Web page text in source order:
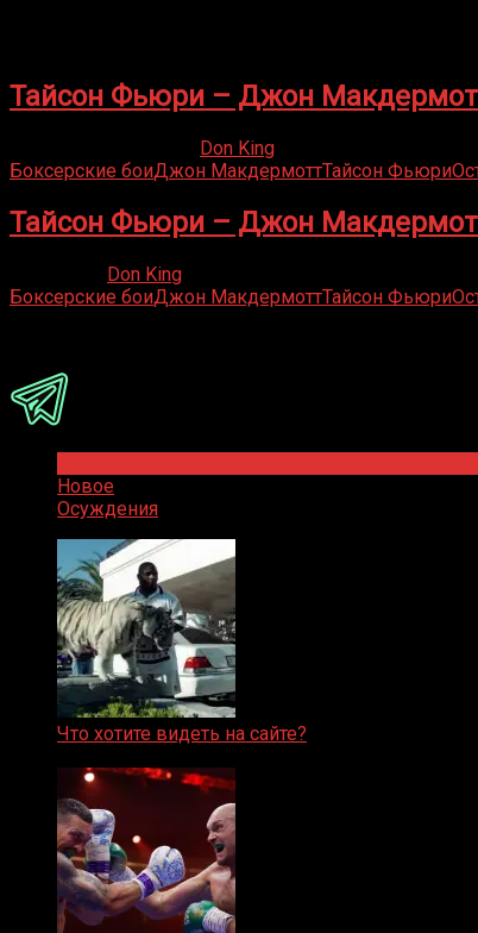
Тайсон Фьюри – Джон
Don King
Боксерские боиДжон МакдермоттТайсон Фьюри
Тайсон Фьюри – Джон
Don King
Боксерские боиДжон МакдермоттТайсон Фьюри
Новое
Осуждения
Что хотите видеть на сайте?